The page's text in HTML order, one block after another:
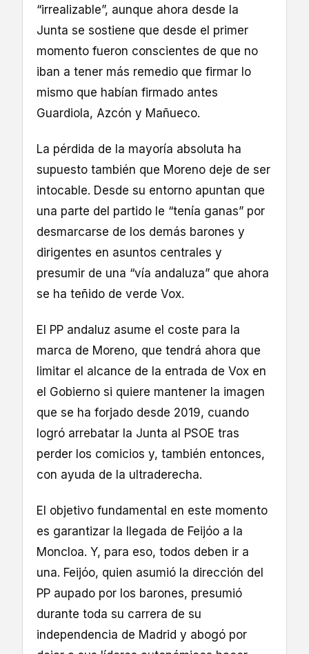
“irrealizable”, aunque ahora desde la
Junta se sostiene que desde el primer
momento fueron conscientes de que no
iban a tener más remedio que firmar lo
mismo que habían firmado antes
Guardiola, Azcón y Mañueco.
La pérdida de la mayoría absoluta ha
supuesto también que Moreno deje de ser
intocable. Desde su entorno apuntan que
una parte del partido le “tenía ganas” por
desmarcarse de los demás barones y
dirigentes en asuntos centrales y
presumir de una “vía andaluza” que ahora
se ha teñido de verde Vox.
El PP andaluz asume el coste para la
marca de Moreno, que tendrá ahora que
limitar el alcance de la entrada de Vox en
el Gobierno si quiere mantener la imagen
que se ha forjado desde 2019, cuando
logró arrebatar la Junta al PSOE tras
perder los comicios y, también entonces,
con ayuda de la ultraderecha.
El objetivo fundamental en este momento
es garantizar la llegada de Feijóo a la
Moncloa. Y, para eso, todos deben ir a
una. Feijóo, quien asumió la dirección del
PP aupado por los barones, presumió
durante toda su carrera de su
independencia de Madrid y abogó por